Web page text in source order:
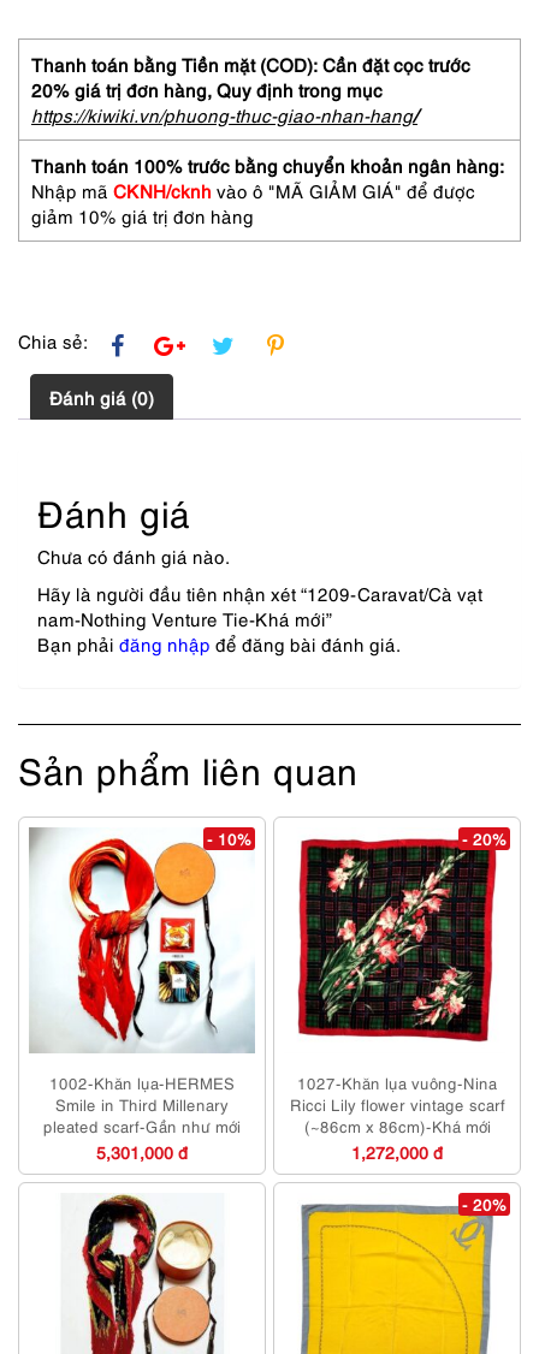
nam-
Nothing
Venture
Tie-
Khá
mới
số
lượng
Thanh toán bằng Tiền mặt (COD): Cần đặt cọc trước
20% giá trị đơn hàng, Quy định trong mục
https://kiwiki.vn/phuong-thuc-giao-nhan-hang/
Thanh toán 100% trước bằng chuyển khoản ngân hàng:
Nhập mã CKNH/cknh vào ô "MÃ GIẢM GIÁ" để được
giảm 10% giá trị đơn hàng
Chia sẻ:
Đánh giá (0)
Đánh giá
Chưa có đánh giá nào.
Hãy là người đầu tiên nhận xét “1209-Caravat/Cà vạt
nam-Nothing Venture Tie-Khá mới”
Bạn phải đăng nhập để đăng bài đánh giá.
Sản phẩm liên quan
- 10%
1002-Khăn lụa-HERMES
Smile in Third Millenary
pleated scarf-Gần như mới
5,301,000 đ
- 20%
1027-Khăn lụa vuông-Nina
Ricci Lily flower vintage scarf
(~86cm x 86cm)-Khá mới
1,272,000 đ
- 20%